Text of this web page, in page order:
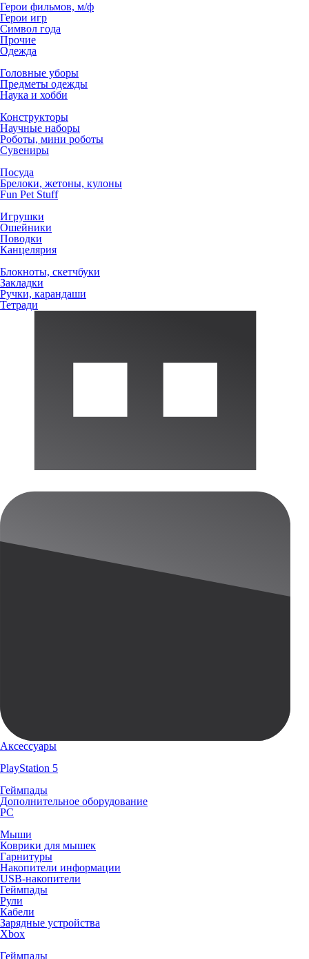
Герои фильмов, м/ф
Герои игр
Символ года
Прочие
Одежда
Головные уборы
Предметы одежды
Наука и хобби
Конструкторы
Научные наборы
Роботы, мини роботы
Сувениры
Посуда
Брелоки, жетоны, кулоны
Fun Pet Stuff
Игрушки
Ошейники
Поводки
Канцелярия
Блокноты, скетчбуки
Закладки
Ручки, карандаши
Тетради
Аксессуары
PlayStation 5
Геймпады
Дополнительное оборудование
PC
Мыши
Коврики для мышек
Гарнитуры
Накопители информации
USB-накопители
Геймпады
Рули
Кабели
Зарядные устройства
Xbox
Геймпады